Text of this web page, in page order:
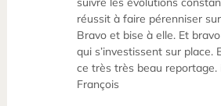
réussit à faire pérenniser
Bravo et bise à elle. Et
qui s’investissent sur place.
ce très très beau reportage.
François